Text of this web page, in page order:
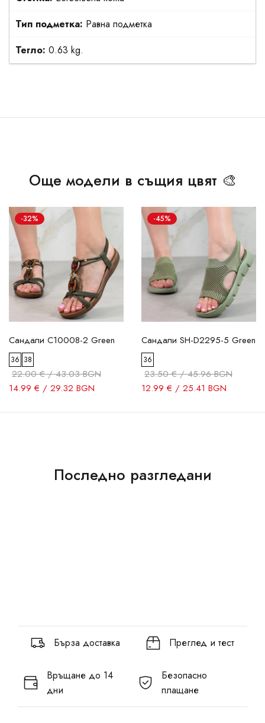
Тип подметка: Равна подметка
Тегло: 0.63 kg.
Още модели в същия цвят 🎨
-32%
Сандали C10008-2 Green
36 38
22.00 € / 43.03 BGN
14.99 € / 29.32 BGN
-45%
Сандали SH-D2295-5 Green
36
23.50 € / 45.96 BGN
12.99 € / 25.41 BGN
Последно разгледани
Бърза доставка Преглед и тест
Връщане до 14
дни
Безопасно
плащане